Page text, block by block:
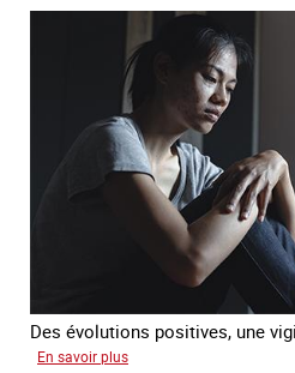
victime
traite
et
citoyenne
Des évolutions positives, une
En savoir plus